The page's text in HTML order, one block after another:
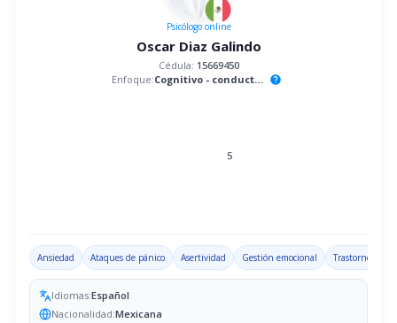
Psicólogoonline
Oscar Diaz Galindo
Cédula: 15669450
Enfoque:
Cognitivo - conductual help
5
Ansiedad Ataques de pánico Asertividad Gestión emocional Trastorno por
Idiomas:Español
Nacionalidad:Mexicana